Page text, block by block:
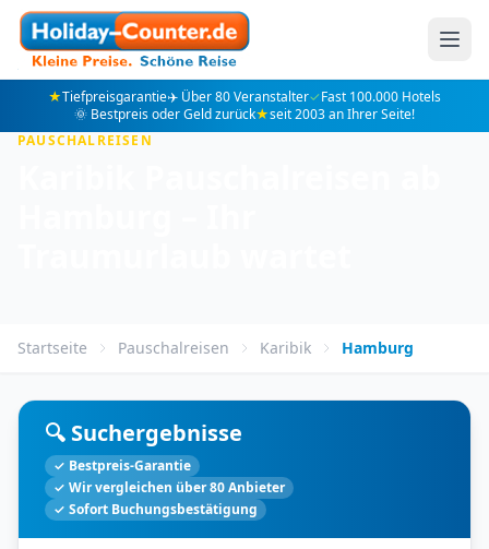
★Tiefpreisgarantie✈️ Über 80 Veranstalter✓Fast 100.000 Hotels
🌞 Bestpreis oder Geld zurück★seit 2003 an Ihrer Seite!
PAUSCHALREISEN
Startseite Pauschalreisen Karibik Hamburg
🔍 Suchergebnisse
✓ Bestpreis-Garantie
✓ Wir vergleichen über 80 Anbieter
✓ Sofort Buchungsbestätigung